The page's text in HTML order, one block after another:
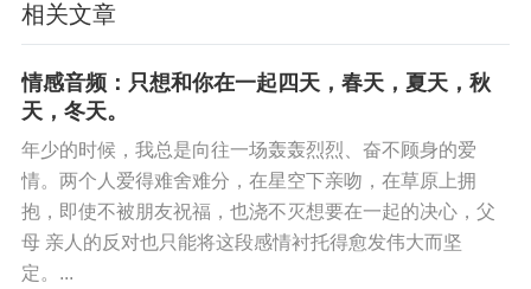
面，跟着它跑啊，跑啊。
全世界都在跟你说“跑快一点，糟心事就才会被落在后面”，
但后来你会发现，就算你跑到嗓子冒烟，那些事情依然一
个接一个的找上来，甚至有时候“跑太快”本身就是一件糟糕
的事。
电影《爱在黎明破晓前》里有一句话说:人们总是在谈论科
技如何伟大，怎样节省时间。可时间节省了，我们却变得
相关文章
情感音频：只想和你在一起四天，春天，夏天，秋
天，冬天。
年少的时候，我总是向往一场轰轰烈烈、奋不顾身的爱
情。两个人爱得难舍难分，在星空下亲吻，在草原上拥
抱，即使不被朋友祝福，也浇不灭想要在一起的决心，父
母 亲人的反对也只能将这段感情衬托得愈发伟大而坚
定。...